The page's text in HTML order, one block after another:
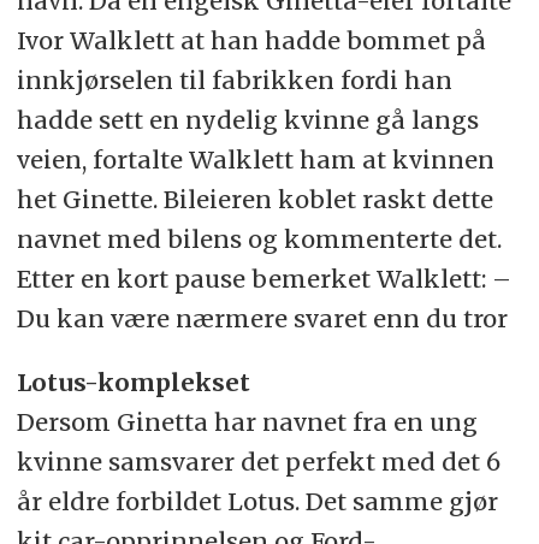
Ivor Walklett at han hadde bommet på
innkjørselen til fabrikken fordi han
hadde sett en nydelig kvinne gå langs
veien, fortalte Walklett ham at kvinnen
het Ginette. Bileieren koblet raskt dette
navnet med bilens og kommenterte det.
Etter en kort pause bemerket Walklett: –
Du kan være nærmere svaret enn du tror
Lotus-komplekset
Dersom Ginetta har navnet fra en ung
kvinne samsvarer det perfekt med det 6
år eldre forbildet Lotus. Det samme gjør